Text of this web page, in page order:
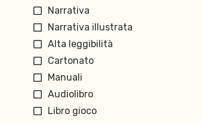
Narrativa
Narrativa illustrata
Alta leggibilità
Cartonato
Manuali
Audiolibro
Libro gioco